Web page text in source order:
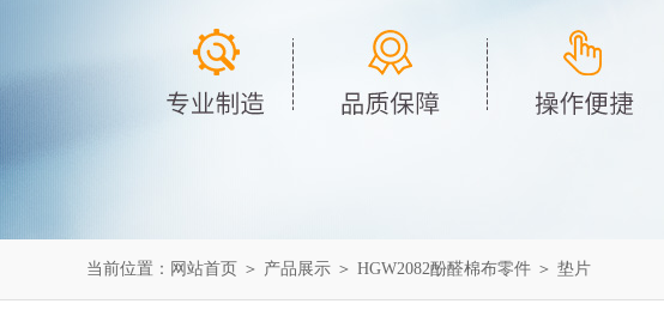
当前位置： 网站首页 ＞ 产品展示 ＞ HGW2082酚醛棉布零件 ＞ 垫片